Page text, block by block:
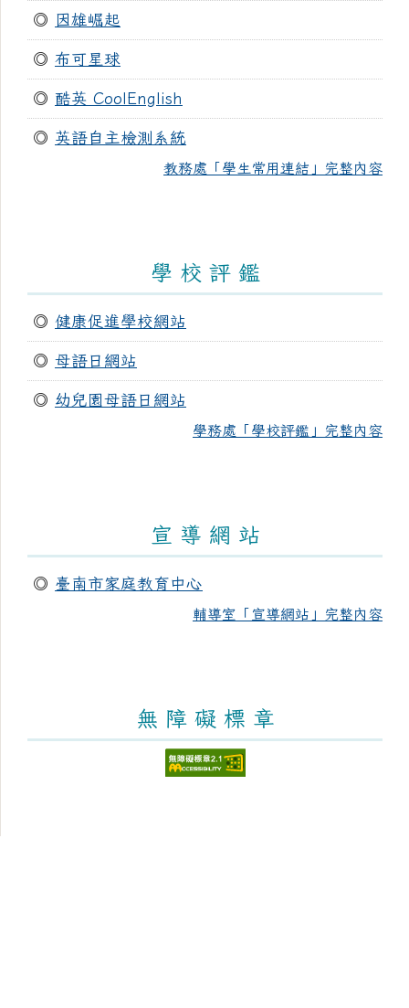
◎ 因雄崛起
◎ 布可星球
◎ 酷英 CoolEnglish
◎ 英語自主檢測系統
教務處「學生常用連結」完整內容
學 校 評 鑑
◎ 健康促進學校網站
◎ 母語日網站
◎ 幼兒園母語日網站
學務處「學校評鑑」完整內容
宣 導 網 站
◎ 臺南市家庭教育中心
輔導室「宣導網站」完整內容
無 障 礙 標 章